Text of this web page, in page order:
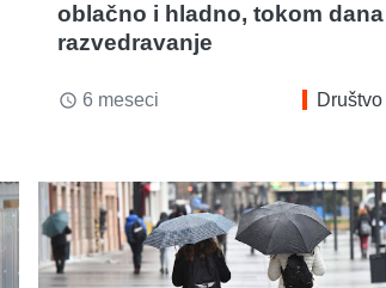
oblačno i hladno, tokom dana
razvedravanje
access_time 6 meseci Društvo